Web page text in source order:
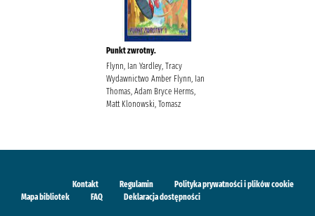
Punkt zwrotny.
Flynn, Ian Yardley, Tracy
Wydawnictwo Amber Flynn, Ian
Thomas, Adam Bryce Herms,
Matt Klonowski, Tomasz
Kontakt Regulamin
Polityka prywatności i plików cookie
Mapa bibliotek
FAQ Deklaracja dostępności